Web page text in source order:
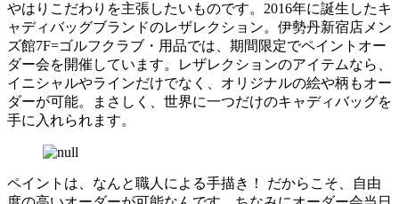
やはりこだわりを主張したいものです。2016年に誕生したキ
ャディバッグブランドのレザレクション。伊勢丹新宿店メン
ズ館7F=ゴルフクラブ・用品では、期間限定でペイントオー
ダー会を開催しています。レザレクションのアイテムなら、
イニシャルやラインだけでなく、オリジナルの絵や柄もオー
ダーが可能。まさしく、世界に一つだけのキャディバッグを
手に入れられます。
ペイントは、なんと職人による手描き！ だからこそ、自由